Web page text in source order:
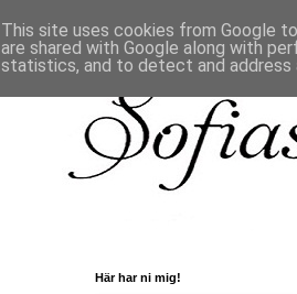
Här har ni mig!
This site uses cookies from Google
are shared with Google along with
statistics, and to detect and address